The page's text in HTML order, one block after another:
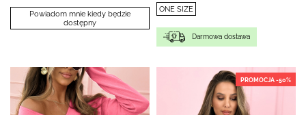
Powiadom mnie kiedy będzie
dostępny
ONE SIZE
Darmowa dostawa
PROMOCJA -50%